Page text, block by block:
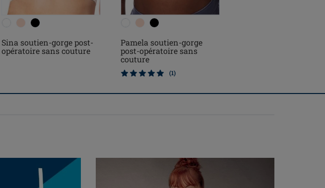
Sina soutien-gorge post-
opératoire sans couture
Pamela soutien-gorge
post-opératoire sans
couture
(1)